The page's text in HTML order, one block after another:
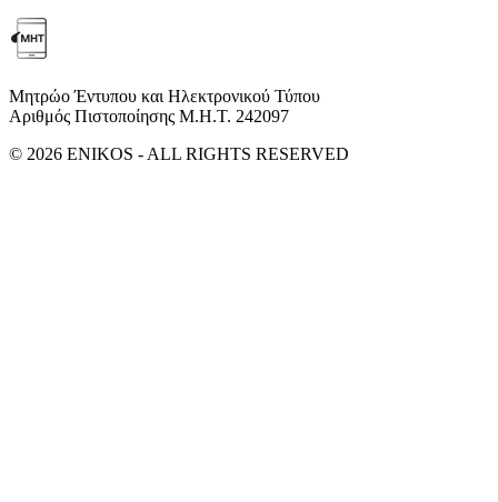
Μητρώο Έντυπου και Ηλεκτρονικού Τύπου
Αριθμός Πιστοποίησης Μ.Η.Τ. 242097
© 2026 ENIKOS - ALL RIGHTS RESERVED